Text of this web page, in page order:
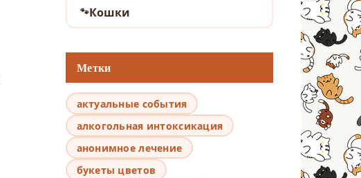
Кошки
Метки
актуальные события
алкогольная интоксикация
анонимное лечение
букеты цветов